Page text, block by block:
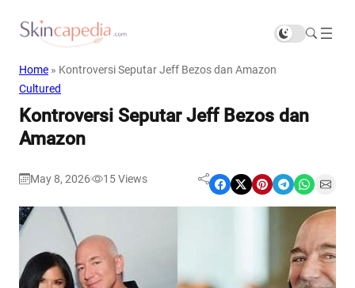
Home » Kontroversi Seputar Jeff Bezos dan Amazon
Cultured
Kontroversi Seputar Jeff Bezos dan
Amazon
May 8, 2026 15Views Share on Facebook Share on X Share on Pinterest Share on Telegram Share on WhatsApp Share on Email